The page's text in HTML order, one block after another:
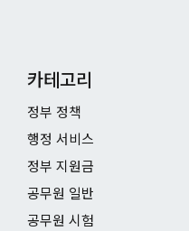
카테고리
정부 정책
행정 서비스
정부 지원금
공무원 일반
공무원 시험